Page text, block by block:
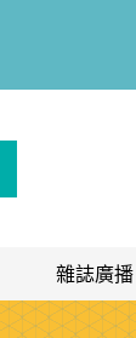
雜誌廣播
高效學習計畫表